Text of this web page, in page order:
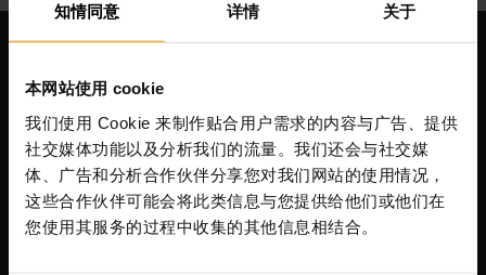
知情同意 详情 关于
本网站使用 cookie
我们使用 Cookie 来制作贴合用户需求的内容与广告、提供
社交媒体功能以及分析我们的流量。我们还会与社交媒
体、广告和分析合作伙伴分享您对我们网站的使用情况，
这些合作伙伴可能会将此类信息与您提供给他们或他们在
您使用其服务的过程中收集的其他信息相结合。
Scalable Hosting Solutions OÜ
注册码: 14652605
增值税号: EE102133820
地址: Harju maakond, Tallinn, Kesklinna linnaosa,